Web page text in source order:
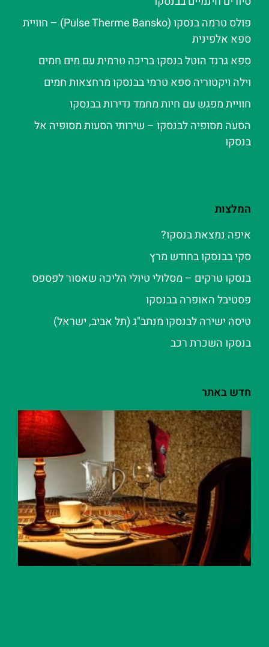
פולס טרמה בנסקו (Pulse Therme Bansko) – חוויית
ספא אלפינית
ספא גרנד הוטל בנסקו בריכה טרמית עם מים חמים
וילה ויקטוריה ספא טרמי בבנסקו מרחצאות חמים
חוויית מפגש עם חיות מחמד נדירות בבנסקו
הסעה מסופיה לבנסקו – שירותי הסעות מסופיה אל
בנסקו
המלצות
איפה נמצאת בנסקו?
סקי בבנסקו בחודש מרץ
בנסקו טרקים – מסלולי טיולי הליכה שאסור לפספס
פסטיבל האופרה בבנסקו
טיסה ישירה לבנסקו מנתב"ג (תל אביב, ישראל)
בנסקו השכרת רכב
חדש באתר